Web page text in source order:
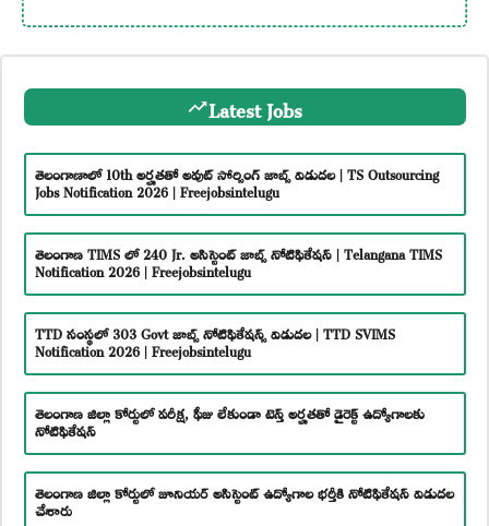
Latest Jobs
తెలంగాణాలో 10th అర్హతతో అవుట్ సోర్సింగ్ జాబ్స్ విడుదల | TS Outsourcing
Jobs Notification 2026 | Freejobsintelugu
తెలంగాణ TIMS లో 240 Jr. అసిస్టెంట్ జాబ్స్ నోటిఫికేషన్ | Telangana TIMS
Notification 2026 | Freejobsintelugu
TTD సంస్థలో 303 Govt జాబ్స్ నోటిఫికేషన్స్ విడుదల | TTD SVIMS
Notification 2026 | Freejobsintelugu
తెలంగాణ జిల్లా కోర్టులో పరీక్ష, ఫీజు లేకుండా టెన్త్ అర్హతతో డైరెక్ట్ ఉద్యోగాలకు
నోటిఫికేషన్
తెలంగాణ జిల్లా కోర్టులో జూనియర్ అసిస్టెంట్ ఉద్యోగాల భర్తీకి నోటిఫికేషన్ విడుదల
చేశారు